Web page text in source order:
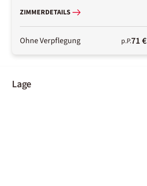
ZIMMERDETAILS
Ohne Verpflegung p.P.71 €
Lage